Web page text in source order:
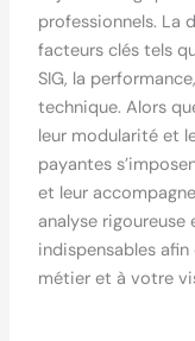
professionnels. La
facteurs clés tels
SIG, la
technique. Alors
leur modularité et
payantes
et leur
analyse
indispensables afin
métier et à votre